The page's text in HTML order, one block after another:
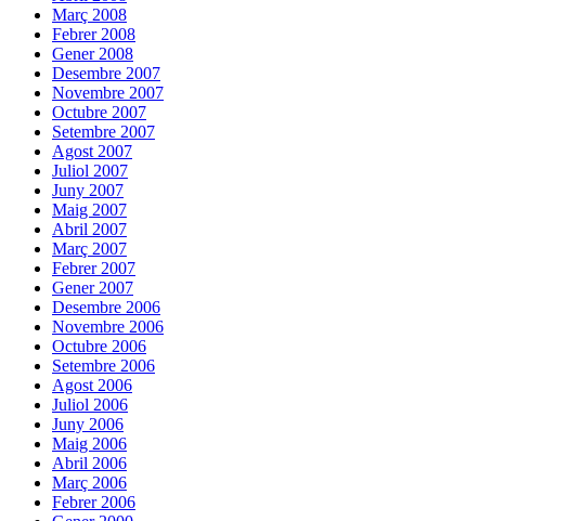
Març 2008
Febrer 2008
Gener 2008
Desembre 2007
Novembre 2007
Octubre 2007
Setembre 2007
Agost 2007
Juliol 2007
Juny 2007
Maig 2007
Abril 2007
Març 2007
Febrer 2007
Gener 2007
Desembre 2006
Novembre 2006
Octubre 2006
Setembre 2006
Agost 2006
Juliol 2006
Juny 2006
Maig 2006
Abril 2006
Març 2006
Febrer 2006